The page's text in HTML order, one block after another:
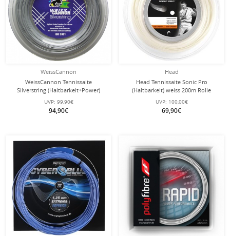
WeissCannon
WeissCannon Tennissaite
Silverstring (Haltbarkeit+Power)
silber 200m Rolle
UVP: 99,90€
94,90€
Head
Head Tennissaite Sonic Pro
(Haltbarkeit) weiss 200m Rolle
UVP: 100,00€
69,90€